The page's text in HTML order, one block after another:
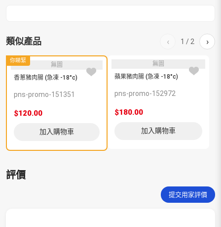
類似產品 ‹ 1 / 2 ›
你睇緊
無圖
香蔥豬肉腸 (急凍 -18°c)
pns-promo-151351
$120.00
加入購物車
無圖
蘋果豬肉腸 (急凍 -18°c)
pns-promo-152972
$180.00
加入購物車
評價
提交用家評價